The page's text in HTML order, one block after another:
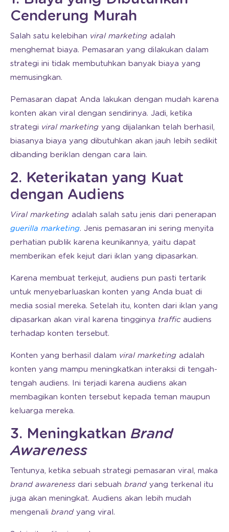
Cenderung Murah
Salah satu kelebihan viral marketing adalah
menghemat biaya. Pemasaran yang dilakukan dalam
strategi ini tidak membutuhkan banyak biaya yang
memusingkan.
Pemasaran dapat Anda lakukan dengan mudah karena
konten akan viral dengan sendirinya. Jadi, ketika
strategi viral marketing yang dijalankan telah berhasil,
biasanya biaya yang dibutuhkan akan jauh lebih sedikit
dibanding beriklan dengan cara lain.
2. Keterikatan yang Kuat
dengan Audiens
Viral marketing adalah salah satu jenis dari penerapan
guerilla marketing. Jenis pemasaran ini sering menyita
perhatian publik karena keunikannya, yaitu dapat
memberikan efek kejut dari iklan yang dipasarkan.
Karena membuat terkejut, audiens pun pasti tertarik
untuk menyebarluaskan konten yang Anda buat di
media sosial mereka. Setelah itu, konten dari iklan yang
dipasarkan akan viral karena tingginya trafficaudiens
terhadap konten tersebut.
Konten yang berhasil dalam viral marketing adalah
konten yang mampu meningkatkan interaksi di tengah-
tengah audiens. Ini terjadi karena audiens akan
membagikan konten tersebut kepada teman maupun
keluarga mereka.
3. Meningkatkan Brand
Awareness
Tentunya, ketika sebuah strategi pemasaran viral, maka
brand awareness dari sebuah brand yang terkenal itu
juga akan meningkat. Audiens akan lebih mudah
mengenali brand yang viral.